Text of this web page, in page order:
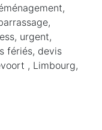
urgent,
fériés, devis
, Limbourg,